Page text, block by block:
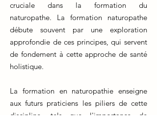
cruciale dans la formation du
naturopathe. La formation naturopathe
débute souvent par une exploration
approfondie de ces principes, qui servent
de fondement à cette approche de santé
holistique.
La formation en naturopathie enseigne
aux futurs praticiens les piliers de cette
discipline, tels que l'importance de